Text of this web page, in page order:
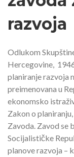
razvoja
Odlukom
Hercegovine,
planiranje razvoja
preimenovana u
ekonomsko
Zakon o
Zavoda. Zavod se
Socijalističke
planove razvoja –